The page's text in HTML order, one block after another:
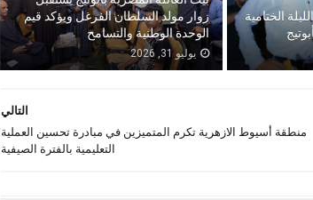
الختامية
زوار مولد السلطان الفرغل ويؤكد قيم
الوحدة الوطنية والتسامح
يوليو 31, 2026
التالي
منطقة أسيوط الازهرية تكرم المتميزين في مبادرة تحسين العملية
التعليمية بالفترة الصيفية